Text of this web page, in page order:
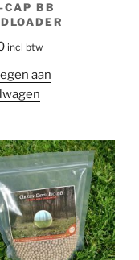
CAP BB
incl btw
aan